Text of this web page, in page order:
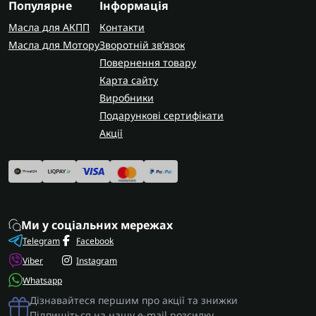
замовлення по всій Україні. У Запоріжжі
виконуємо заміну насоса та повний ремонт
коробки 6F35 з гарантією на виконані роботи.
Популярне
Масла для АКПП
Масла для Мотору
Інформація
Контакти
Зворотній зв’язок
Повернення товару
Карта сайту
Виробники
Подарункові сертифікати
Акції
Ми у соціальних мережах
Telegram
Viber
Whatsapp
Facebook
Instagram
Дізнавайтеся першим про акції та знижки